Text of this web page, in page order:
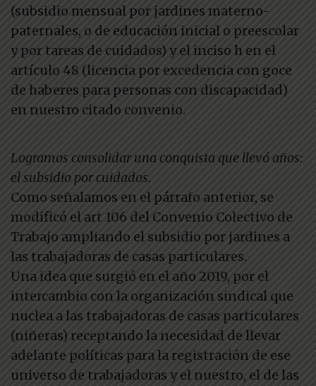
(subsidio mensual por jardines materno-
paternales, o de educación inicial o preescolar
y por tareas de cuidados) y el inciso h en el
artículo 48 (licencia por excedencia con goce
de haberes para personas con discapacidad)
en nuestro citado convenio.
Logramos consolidar una conquista que llevó años:
el subsidio por cuidados.
Como señalamos en el párrafo anterior, se
modificó el art 106 del Convenio Colectivo de
Trabajo ampliando el subsidio por jardines a
las trabajadoras de casas particulares.
Una idea que surgió en el año 2019, por el
intercambio con la organización sindical que
nuclea a las trabajadoras de casas particulares
(niñeras) receptando la necesidad de llevar
adelante políticas para la registración de ese
universo de trabajadoras y el nuestro, el de las